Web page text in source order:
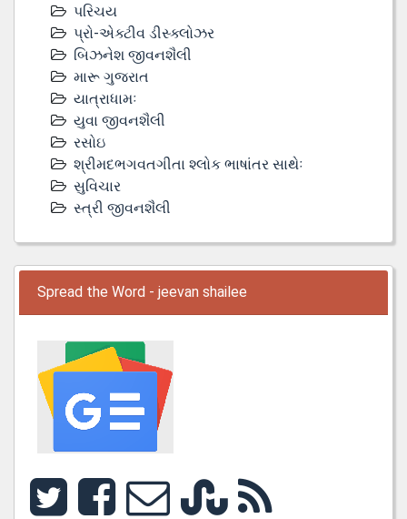
પરિચય
પ્રો-એક્ટીવ ડીસ્‍ક્લોઝર
બિઝનેશ જીવનશૈલી
મારૂ ગુજરાત
યાત્રાધામઃ
યુવા જીવનશૈલી
રસોઇ
શ્રીમદભગવતગીતા શ્લોક ભાષાંતર સાથેઃ
સુવિચાર
સ્ત્રી જીવનશૈલી
Spread the Word - jeevan shailee